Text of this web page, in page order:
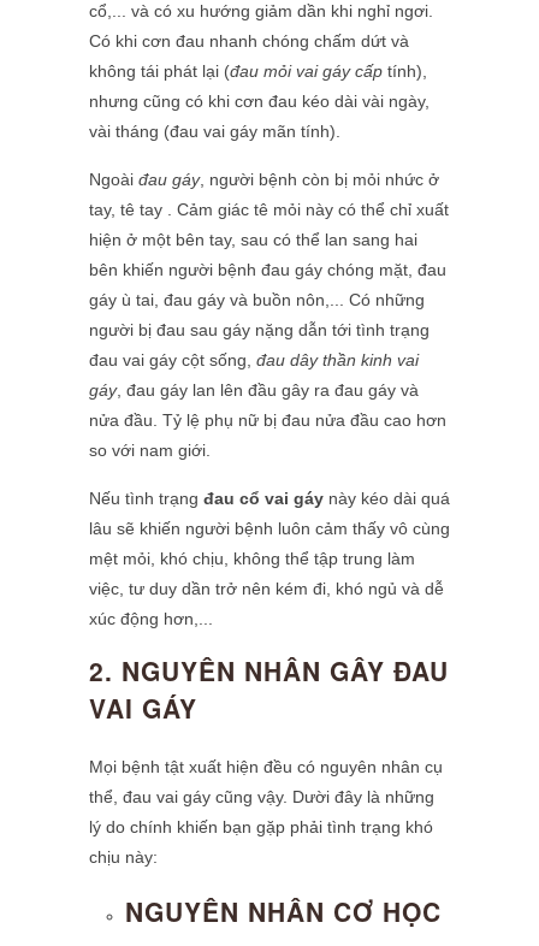
cổ,... và có xu hướng giảm dần khi nghỉ ngơi.
Có khi cơn đau nhanh chóng chấm dứt và
không tái phát lại (đau mỏi vai gáy cấp tính),
nhưng cũng có khi cơn đau kéo dài vài ngày,
vài tháng (đau vai gáy mãn tính).
Ngoài đau gáy, người bệnh còn bị mỏi nhức ở
tay, tê tay . Cảm giác tê mỏi này có thể chỉ xuất
hiện ở một bên tay, sau có thể lan sang hai
bên khiến người bệnh đau gáy chóng mặt, đau
gáy ù tai, đau gáy và buồn nôn,... Có những
người bị đau sau gáy nặng dẫn tới tình trạng
đau vai gáy cột sống, đau dây thần kinh vai
gáy, đau gáy lan lên đầu gây ra đau gáy và
nửa đầu. Tỷ lệ phụ nữ bị đau nửa đầu cao hơn
so với nam giới.
Nếu tình trạng đau cổ vai gáy này kéo dài quá
lâu sẽ khiến người bệnh luôn cảm thấy vô cùng
mệt mỏi, khó chịu, không thể tập trung làm
việc, tư duy dần trở nên kém đi, khó ngủ và dễ
xúc động hơn,...
2. NGUYÊN NHÂN GÂY ĐAU
VAI GÁY
Mọi bệnh tật xuất hiện đều có nguyên nhân cụ
thể, đau vai gáy cũng vậy. Dười đây là những
lý do chính khiến bạn gặp phải tình trạng khó
chịu này:
NGUYÊN NHÂN CƠ HỌC